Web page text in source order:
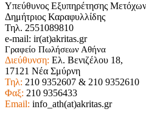
Υπεύθυνος Εξυπηρέτησης
Δημήτριος Καραφυλλίδης
Τηλ. 2551089810
e-mail: ir(at)akritas.gr
Γραφείο Πωλήσεων Αθήνα
Διεύθυνση: Ελ. Βενιζέλου 18,
17121 Νέα Σμύρνη
Τηλ: 210 9352607 & 210 9352610
Φαξ: 210 9356433
Email: info_ath(at)akritas.gr